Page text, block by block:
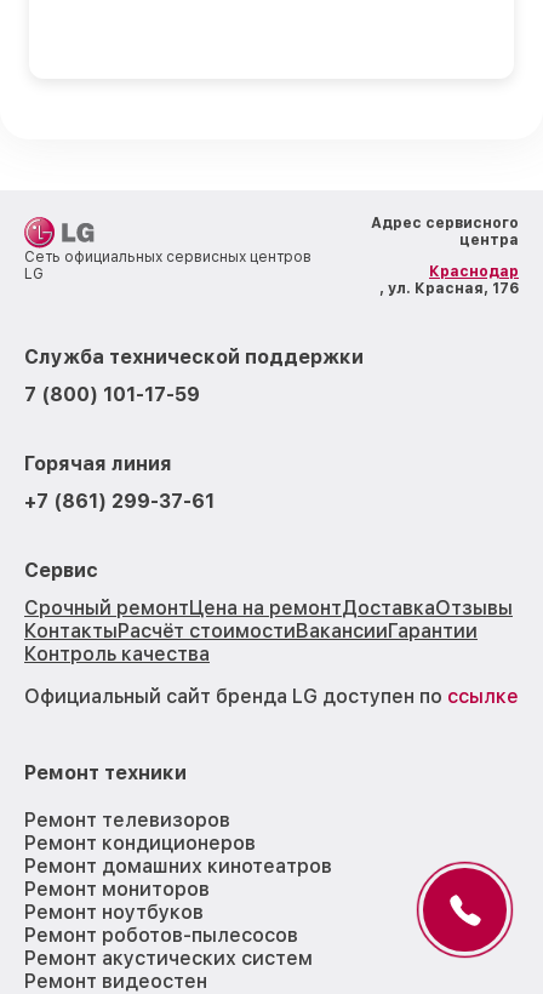
Сеть официальных сервисных центров
LG
Адрес сервисного
центра
Краснодар
, ул. Красная, 176
Служба технической поддержки
7 (800) 101-17-59
Горячая линия
+7 (861) 299-37-61
Сервис
Срочный ремонтЦена на ремонтДоставкаОтзывы
КонтактыРасчёт стоимостиВакансииГарантии
Контроль качества
Официальный сайт бренда LG доступен по ссылке
Ремонт техники
Ремонт телевизоров
Ремонт кондиционеров
Ремонт домашних кинотеатров
Ремонт мониторов
Ремонт ноутбуков
Ремонт роботов-пылесосов
Ремонт акустических систем
Ремонт видеостен